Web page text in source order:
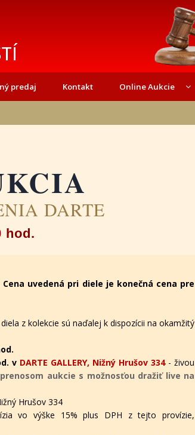
predaj Kontakt Online Aukcie
DARTE
hod.
uvedená pri diele je konečná cena pre
z kolekcie sú naďalej k dispozícii na okamžitý
v DARTE GALLERY, Nižný Hrušov 334 - živou
aukcie s možnosťou dražiť live na
Hrušov 334
vo výške 15% plus DPH z tejto provízie,